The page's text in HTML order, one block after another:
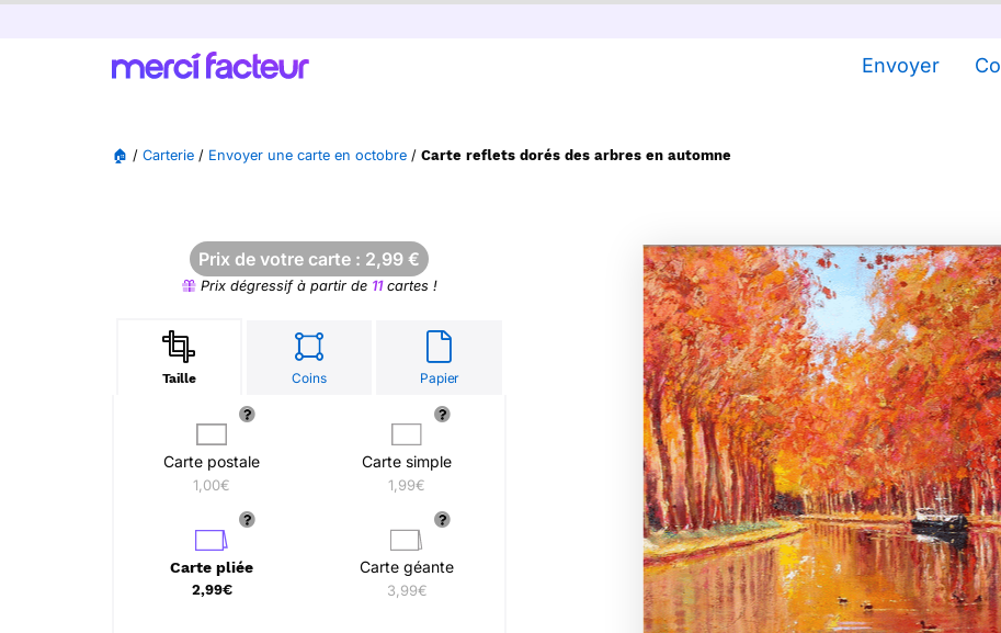
Envoyer
🏠 / Carterie / Envoyer une carte en octobre / Carte reflets dorés des arbres en automne
Prix de votre carte : 2,99 €
Prix dégressif à partir de 11cartes !
Taille Coins Papier
Carte postale
1,00€
Carte simple
1,99€
Carte pliée
2,99€
Carte géante
3,99€